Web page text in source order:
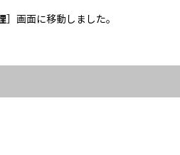
］画面に移動しました。